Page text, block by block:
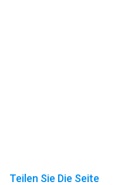
Teilen Sie Die Seite